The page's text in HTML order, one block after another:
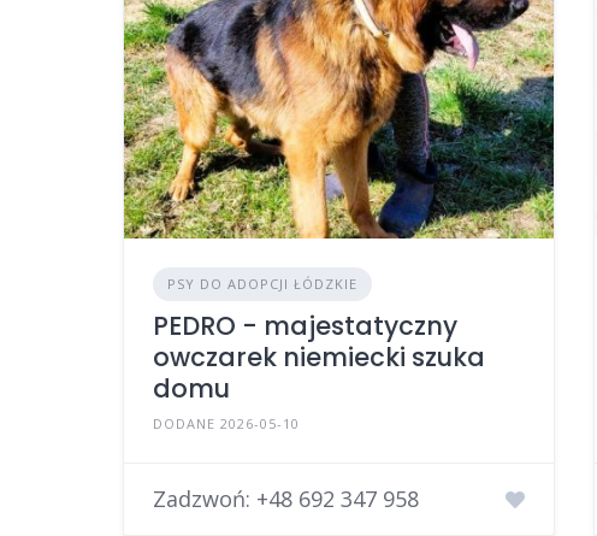
PSY DO ADOPCJI ŁÓDZKIE
PEDRO - majestatyczny
owczarek niemiecki szuka
domu
DODANE 2026-05-10
Zadzwoń: +48 692 347 958